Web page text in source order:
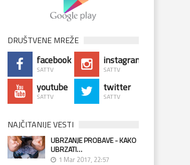
DRUŠTVENE MREŽE
facebook
SATTV
instagram
SATTV
youtube
SATTV
twitter
SATTV
NAJČITANIJE VESTI
UBRZANJE PROBAVE - KAKO
UBRZATI…
1 Mar 2017, 22:57